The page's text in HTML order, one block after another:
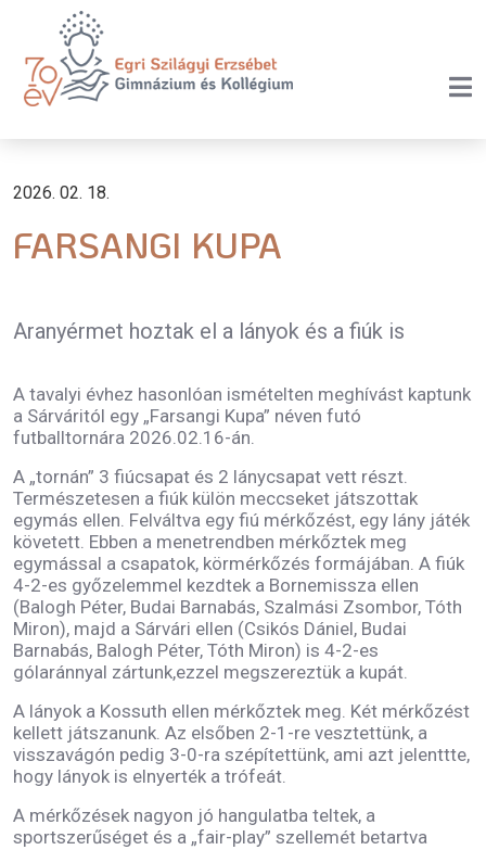
2026. 02. 18.
FARSANGI KUPA
Aranyérmet hoztak el a lányok és a fiúk is
A tavalyi évhez hasonlóan ismételten meghívást kaptunk
a Sárváritól egy „Farsangi Kupa” néven futó
futballtornára 2026.02.16-án.
A „tornán” 3 fiúcsapat és 2 lánycsapat vett részt.
Természetesen a fiúk külön meccseket játszottak
egymás ellen. Felváltva egy fiú mérkőzést, egy lány játék
követett. Ebben a menetrendben mérkőztek meg
egymással a csapatok, körmérkőzés formájában. A fiúk
4-2-es győzelemmel kezdtek a Bornemissza ellen
(Balogh Péter, Budai Barnabás, Szalmási Zsombor, Tóth
Miron), majd a Sárvári ellen (Csikós Dániel, Budai
Barnabás, Balogh Péter, Tóth Miron) is 4-2-es
gólaránnyal zártunk,ezzel megszereztük a kupát.
A lányok a Kossuth ellen mérkőztek meg. Két mérkőzést
kellett játszanunk. Az elsőben 2-1-re vesztettünk, a
visszavágón pedig 3-0-ra szépítettünk, ami azt jelenttte,
hogy lányok is elnyerték a trófeát.
A mérkőzések nagyon jó hangulatba teltek, a
sportszerűséget és a „fair-play” szellemét betartva